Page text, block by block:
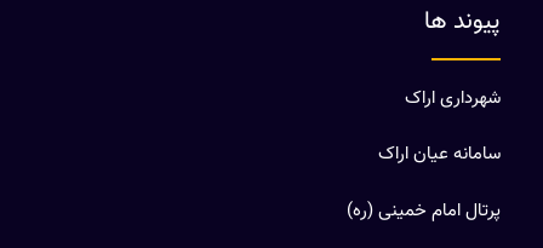
پیوند ها
شهرداری اراک
سامانه عیان اراک
پرتال امام خمینی (ره)